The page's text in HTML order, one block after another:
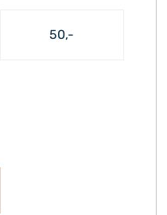
50,-